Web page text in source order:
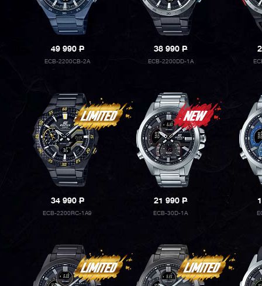
49 990P
ECB-2200CB-2A
38 990P
ECB-2200DD-1A
34 990P
ECB-2200RC-1A9
21 990P
ECB-30D-1A